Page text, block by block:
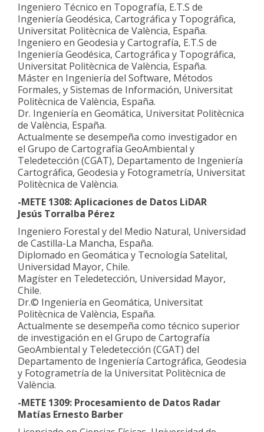
Ingeniero Técnico en Topografía, E.T.S de
Ingeniería Geodésica, Cartográfica y Topográfica,
Universitat Politècnica de València, España.
Ingeniero en Geodesia y Cartografía, E.T.S de
Ingeniería Geodésica, Cartográfica y Topográfica,
Universitat Politècnica de València, España.
Máster en Ingeniería del Software, Métodos
Formales, y Sistemas de Información, Universitat
Politècnica de València, España.
Dr. Ingeniería en Geomática, Universitat Politècnica
de València, España.
Actualmente se desempeña como investigador en
el Grupo de Cartografía GeoAmbiental y
Teledetección (CGAT), Departamento de Ingeniería
Cartográfica, Geodesia y Fotogrametría, Universitat
Politècnica de València.
-METE 1308: Aplicaciones de Datos LiDAR
Jesús Torralba Pérez
Ingeniero Forestal y del Medio Natural, Universidad
de Castilla-La Mancha, España.
Diplomado en Geomática y Tecnología Satelital,
Universidad Mayor, Chile.
Magíster en Teledetección, Universidad Mayor,
Chile.
Dr.© Ingeniería en Geomática, Universitat
Politècnica de València, España.
Actualmente se desempeña como técnico superior
de investigación en el Grupo de Cartografía
GeoAmbiental y Teledetección (CGAT) del
Departamento de Ingeniería Cartográfica, Geodesia
y Fotogrametría de la Universitat Politècnica de
València.
-METE 1309: Procesamiento de Datos Radar
Matías Ernesto Barber